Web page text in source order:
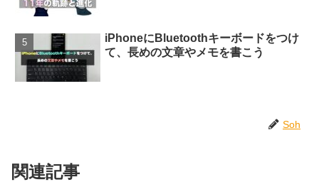
iPhoneにBluetoothキーボードをつけ
て、長めの文章やメモを書こう
Soh
関連記事